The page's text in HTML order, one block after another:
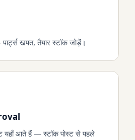
खपत, तैयार स्टॉक जोड़ें।
आते हैं — स्टॉक पोस्ट से पहले